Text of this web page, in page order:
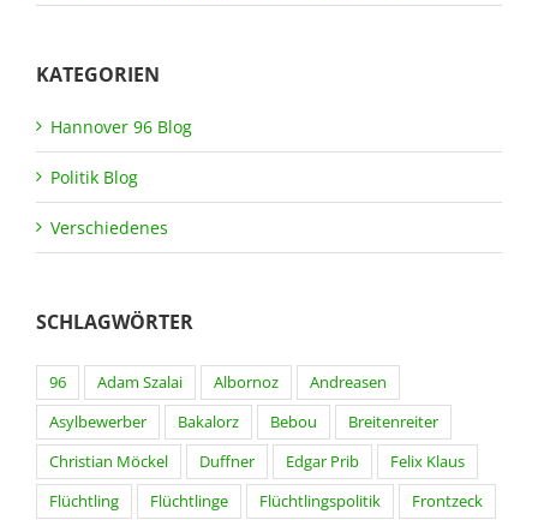
KATEGORIEN
Hannover 96 Blog
Politik Blog
Verschiedenes
SCHLAGWÖRTER
96 Adam Szalai Albornoz
Andreasen
Asylbewerber
Bakalorz Bebou
Breitenreiter
Christian Möckel
Duffner Edgar Prib
Felix Klaus
Flüchtling
Flüchtlinge Flüchtlingspolitik
Frontzeck